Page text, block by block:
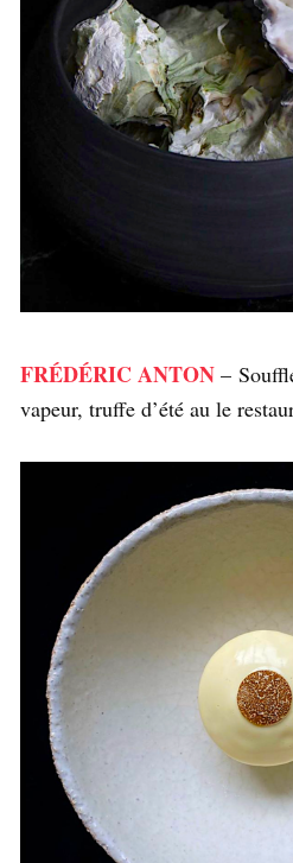
FRÉDÉRIC ANTON –
vapeur, truffe d’été au le